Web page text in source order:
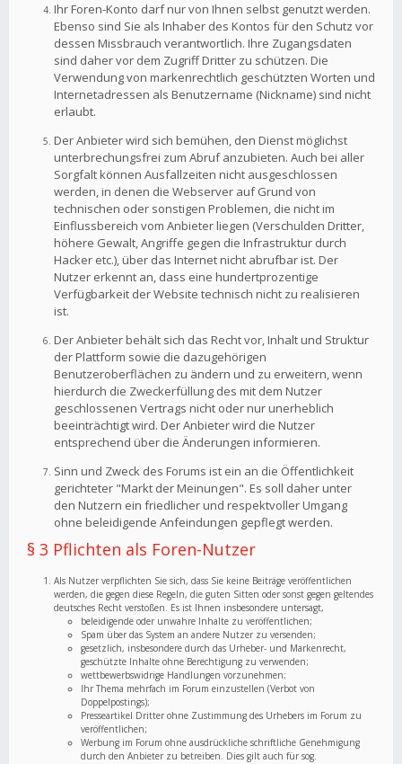
Ihr Foren-Konto darf nur von Ihnen selbst genutzt werden.
Ebenso sind Sie als Inhaber des Kontos für den Schutz vor
dessen Missbrauch verantwortlich. Ihre Zugangsdaten
sind daher vor dem Zugriff Dritter zu schützen. Die
Verwendung von markenrechtlich geschützten Worten und
Internetadressen als Benutzername (Nickname) sind nicht
erlaubt.
Der Anbieter wird sich bemühen, den Dienst möglichst
unterbrechungsfrei zum Abruf anzubieten. Auch bei aller
Sorgfalt können Ausfallzeiten nicht ausgeschlossen
werden, in denen die Webserver auf Grund von
technischen oder sonstigen Problemen, die nicht im
Einflussbereich vom Anbieter liegen (Verschulden Dritter,
höhere Gewalt, Angriffe gegen die Infrastruktur durch
Hacker etc.), über das Internet nicht abrufbar ist. Der
Nutzer erkennt an, dass eine hundertprozentige
Verfügbarkeit der Website technisch nicht zu realisieren
ist.
Der Anbieter behält sich das Recht vor, Inhalt und Struktur
der Plattform sowie die dazugehörigen
Benutzeroberflächen zu ändern und zu erweitern, wenn
hierdurch die Zweckerfüllung des mit dem Nutzer
geschlossenen Vertrags nicht oder nur unerheblich
beeinträchtigt wird. Der Anbieter wird die Nutzer
entsprechend über die Änderungen informieren.
Sinn und Zweck des Forums ist ein an die Öffentlichkeit
gerichteter "Markt der Meinungen". Es soll daher unter
den Nutzern ein friedlicher und respektvoller Umgang
ohne beleidigende Anfeindungen gepflegt werden.
§ 3 Pflichten als Foren-Nutzer
Als Nutzer verpflichten Sie sich, dass Sie keine Beiträge veröffentlichen
werden, die gegen diese Regeln, die guten Sitten oder sonst gegen geltendes
deutsches Recht verstoßen. Es ist Ihnen insbesondere untersagt,
beleidigende oder unwahre Inhalte zu veröffentlichen;
Spam über das System an andere Nutzer zu versenden;
gesetzlich, insbesondere durch das Urheber- und Markenrecht,
geschützte Inhalte ohne Berechtigung zu verwenden;
wettbewerbswidrige Handlungen vorzunehmen;
Ihr Thema mehrfach im Forum einzustellen (Verbot von
Doppelpostings);
Presseartikel Dritter ohne Zustimmung des Urhebers im Forum zu
veröffentlichen;
Werbung im Forum ohne ausdrückliche schriftliche Genehmigung
durch den Anbieter zu betreiben. Dies gilt auch für sog.